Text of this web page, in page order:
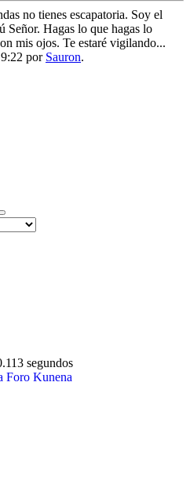
no tienes escapatoria. Soy el
Señor. Hagas lo que hagas lo
mis ojos. Te estaré vigilando...
por Sauron.
segundos
Foro Kunena